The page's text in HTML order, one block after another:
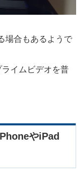
場合もあるようで
イムビデオを普
やiPad